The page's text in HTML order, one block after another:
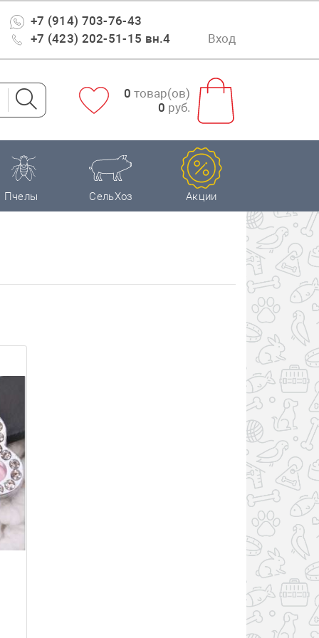
+7 (914) 703-76-43
+7 (423) 202-51-15 вн.4
Вход
0 товар(ов)
0 руб.
Пчелы СельХоз Акции